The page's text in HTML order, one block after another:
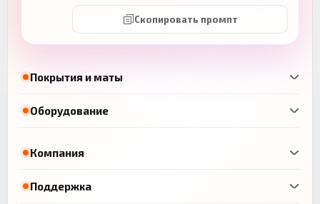
Покрытия и маты
Оборудование
Скопировать промпт
Компания
Поддержка